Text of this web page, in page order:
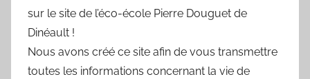
sur le site de l’éco-école Pierre Douguet de
Dinéault !
Nous avons créé ce site afin de vous transmettre
toutes les informations concernant la vie de